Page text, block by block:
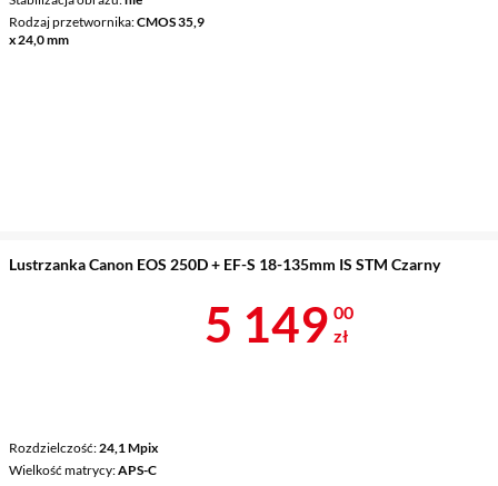
Rodzaj przetwornika CMOS 35,9
x 24,0 mm
Lustrzanka Canon EOS 250D + EF-S 18-135mm IS STM Czarny
Rozdzielczość 24,1 Mpix
Wielkość matrycy APS-C
Cena 5 149 zł
5 149 00
zł